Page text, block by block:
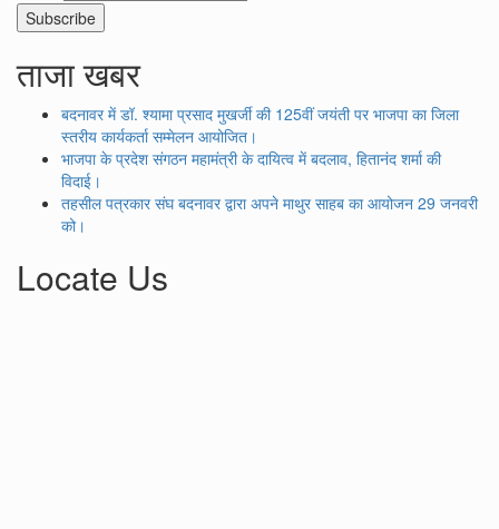
ताजा खबर
बदनावर में डॉ. श्यामा प्रसाद मुखर्जी की 125वीं जयंती पर भाजपा का जिला
स्तरीय कार्यकर्ता सम्मेलन आयोजित।
भाजपा के प्रदेश संगठन महामंत्री के दायित्व में बदलाव, हितानंद शर्मा की
विदाई।
तहसील पत्रकार संघ बदनावर द्वारा अपने माथुर साहब का आयोजन 29 जनवरी
को।
Locate Us